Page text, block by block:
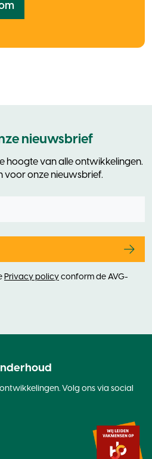
nieuwsbrief
hoogte van alle ontwikkelingen.
voor onze nieuwsbrief.
Privacy policy conform de AVG-
Volg ons via social